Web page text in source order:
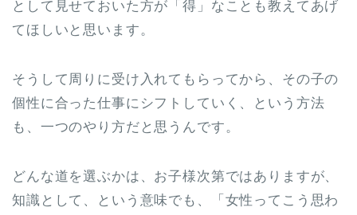
として見せておいた方が「得」なことも教えてあげ
てほしいと思います。
そうして周りに受け入れてもらってから、その子の
個性に合った仕事にシフトしていく、という方法
も、一つのやり方だと思うんです。
どんな道を選ぶかは、お子様次第ではありますが、
知識として、という意味でも、「女性ってこう思わ